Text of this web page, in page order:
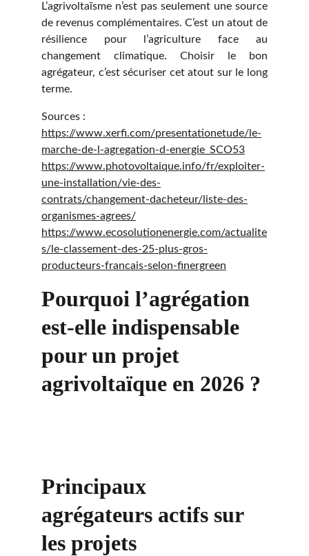
Pourquoi l’agrégation
est-elle indispensable
pour un projet
agrivoltaïque en 2026 ?
Principaux
agrégateurs actifs sur
les projets
L’agrivoltaïsme n’est pas seulement une source
de revenus complémentaires. C’est un atout de
résilience pour l’agriculture face au
changement climatique. Choisir le bon
agrégateur, c’est sécuriser cet atout sur le long
terme.
Sources :
https://www.xerfi.com/presentationetude/le-
marche-de-l-agregation-d-energie_SCO53
https://www.photovoltaique.info/fr/exploiter-
une-installation/vie-des-
contrats/changement-dacheteur/liste-des-
organismes-agrees/
https://www.ecosolutionenergie.com/actualite
s/le-classement-des-25-plus-gros-
producteurs-francais-selon-finergreen